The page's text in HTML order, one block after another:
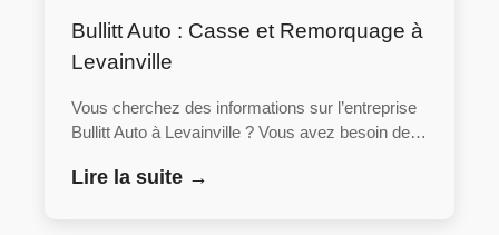
Bullitt Auto : Casse et Remorquage à
Levainville
Vous cherchez des informations sur l’entreprise
Bullitt Auto à Levainville ? Vous avez besoin de…
Lire la suite →